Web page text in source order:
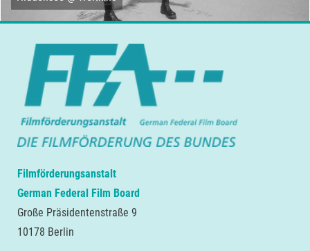
Filmförderungsanstalt
German Federal Film Board
Große Präsidentenstraße 9
10178 Berlin